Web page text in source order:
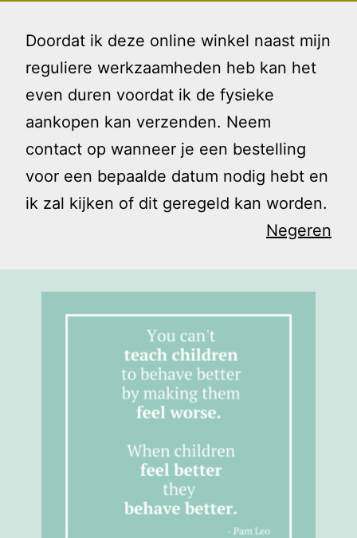
Doordat ik deze online winkel naast mijn
reguliere werkzaamheden heb kan het
even duren voordat ik de fysieke
aankopen kan verzenden. Neem
contact op wanneer je een bestelling
voor een bepaalde datum nodig hebt en
ik zal kijken of dit geregeld kan worden.
Negeren
naar
inhoud
Gezin
Feel better